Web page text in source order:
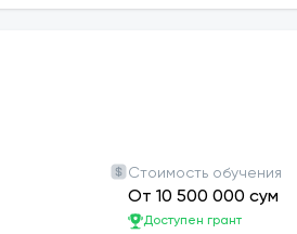
Стоимость обучения
От 10 500 000 сум
Доступен грант